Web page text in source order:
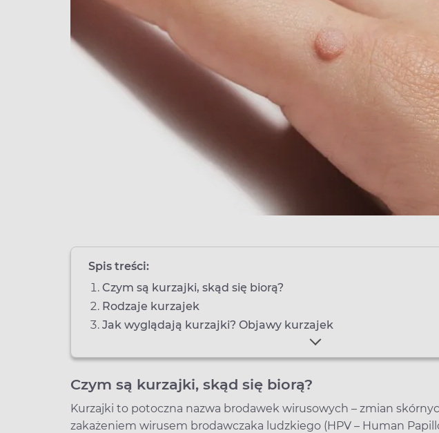
Spis treści:
Czym są kurzajki, skąd się biorą?
Rodzaje kurzajek
Jak wyglądają kurzajki? Objawy kurzajek
Czym są kurzajki, skąd się biorą?
Kurzajki to potoczna nazwa brodawek wirusowych – zmian
zakażeniem wirusem brodawczaka ludzkiego (HPV – Human